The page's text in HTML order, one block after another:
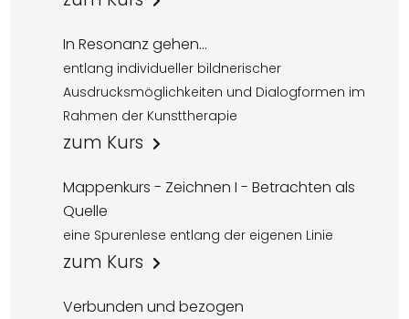
In Resonanz gehen...
entlang individueller bildnerischer
Ausdrucksmöglichkeiten und Dialogformen im
Rahmen der Kunsttherapie
zum Kurs
Mappenkurs - Zeichnen I - Betrachten als
Quelle
eine Spurenlese entlang der eigenen Linie
zum Kurs
Verbunden und bezogen